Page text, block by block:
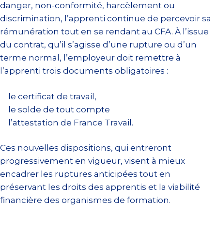
danger, non-conformité, harcèlement ou
discrimination, l’apprenti continue de percevoir sa
rémunération tout en se rendant au CFA. À l’issue
du contrat, qu’il s’agisse d’une rupture ou d’un
terme normal, l’employeur doit remettre à
l’apprenti trois documents obligatoires :
le certificat de travail,
le solde de tout compte
l’attestation de France Travail.
Ces nouvelles dispositions, qui entreront
progressivement en vigueur, visent à mieux
encadrer les ruptures anticipées tout en
préservant les droits des apprentis et la viabilité
financière des organismes de formation.